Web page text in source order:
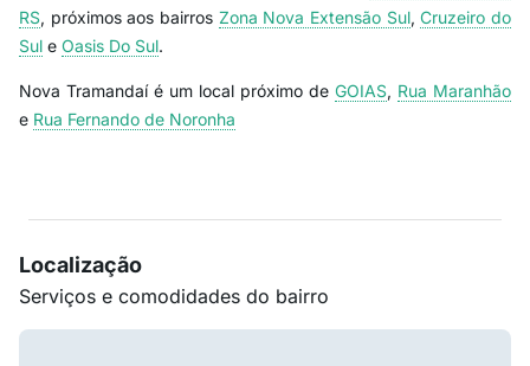
RS, próximos aos bairros Zona Nova Extensão Sul,Cruzeiro do
Sul e Oasis Do Sul.
Nova Tramandaí é um local próximo de GOIAS, Rua Maranhão
e Rua Fernando de Noronha
Localização
Serviços e comodidades do bairro